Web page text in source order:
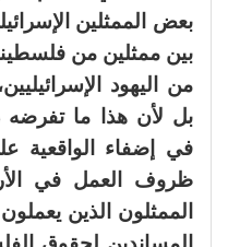
بعض الممثلين
بين ممثلين من
من اليهود
بل لأن هذا ما تفرضه
في إضفاء الواقعية
ظروف العمل في
الممثلون الذين